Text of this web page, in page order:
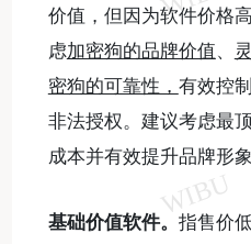
价值，但因为软件价格
虑加密狗的品牌价值、
密狗的可靠性， 有效控
非法授权。建议考虑最
成本并有效提升品牌形象
基础价值软件。 指售价